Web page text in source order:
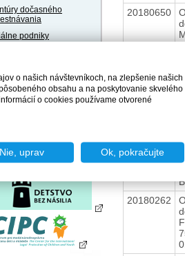
dočasného
podniky
20180650
20180571
20180262
o našich návštevníkoch, na zlepšenie našich
obsahu a na poskytovanie skvelého
o cookies používame otvorené
Nie, uprav Ok, pokračujte